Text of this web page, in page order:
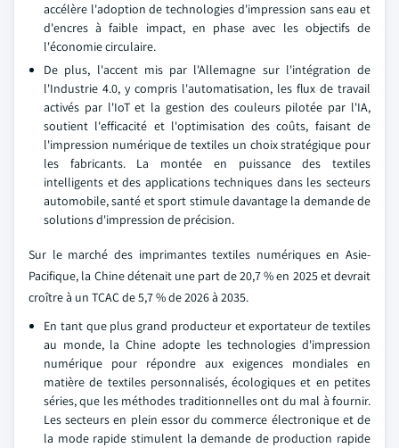
accélère l'adoption de technologies d'impression sans eau et
d'encres à faible impact, en phase avec les objectifs de
l'économie circulaire.
De plus, l'accent mis par l'Allemagne sur l'intégration de
l'Industrie 4.0, y compris l'automatisation, les flux de travail
activés par l'IoT et la gestion des couleurs pilotée par l'IA,
soutient l'efficacité et l'optimisation des coûts, faisant de
l'impression numérique de textiles un choix stratégique pour
les fabricants. La montée en puissance des textiles
intelligents et des applications techniques dans les secteurs
automobile, santé et sport stimule davantage la demande de
solutions d'impression de précision.
Sur le marché des imprimantes textiles numériques en Asie-
Pacifique, la Chine détenait une part de 20,7 % en 2025 et devrait
croître à un TCAC de 5,7 % de 2026 à 2035.
En tant que plus grand producteur et exportateur de textiles
au monde, la Chine adopte les technologies d'impression
numérique pour répondre aux exigences mondiales en
matière de textiles personnalisés, écologiques et en petites
séries, que les méthodes traditionnelles ont du mal à fournir.
Les secteurs en plein essor du commerce électronique et de
la mode rapide stimulent la demande de production rapide